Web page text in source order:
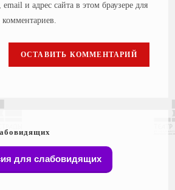
и адрес сайта в этом браузере для
для слабовидящих